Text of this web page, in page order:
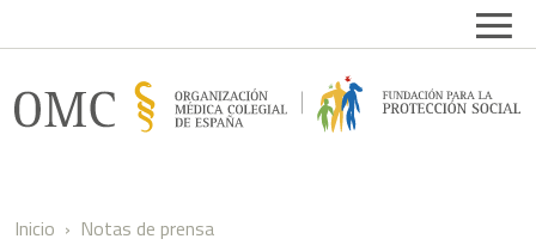
Inicio Notas de prensa